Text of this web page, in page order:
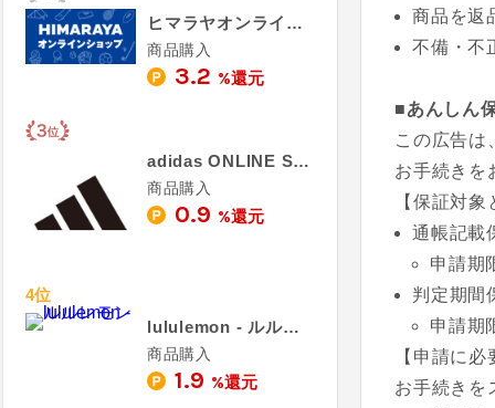
商品を返
不備・不
■あんしん
この広告は
お手続きを
【保証対
通帳記載
申請期
判定期間
申請期
【申請に
お手続きを
ヒマラヤオンラインストア
商品購入
3.2 %還元
adidas ONLINE SHOP
商品購入
0.9 %還元
4位
lululemon - ルルレモン
商品購入
1.9 %還元